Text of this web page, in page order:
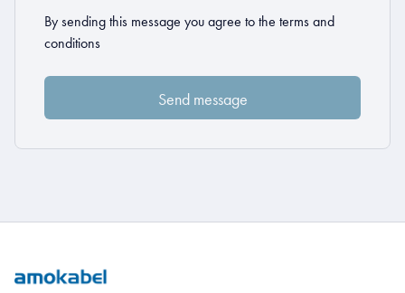
By sending this message you agree to the terms and
conditions